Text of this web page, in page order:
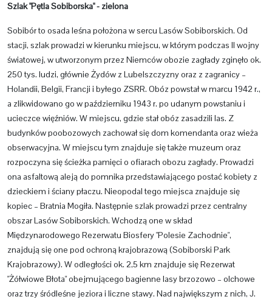
Szlak "Pętla Sobiborska" - zielona
Sobibór to osada leśna położona w sercu Lasów Sobiborskich. Od
stacji, szlak prowadzi w kierunku miejscu, w którym podczas II wojny
światowej, w utworzonym przez Niemców obozie zagłady zginęło ok.
250 tys. ludzi, głównie Żydów z Lubelszczyzny oraz z zagranicy –
Holandii, Belgii, Francji i byłego ZSRR. Obóz powstał w marcu 1942 r.,
a zlikwidowano go w październiku 1943 r. po udanym powstaniu i
ucieczce więźniów. W miejscu, gdzie stał obóz zasadzili las. Z
budynków poobozowych zachował się dom komendanta oraz wieża
obserwacyjna. W miejscu tym znajduje się także muzeum oraz
rozpoczyna się ścieżka pamięci o ofiarach obozu zagłady. Prowadzi
ona asfaltową aleją do pomnika przedstawiającego postać kobiety z
dzieckiem i ściany płaczu. Nieopodal tego miejsca znajduje się
kopiec – Bratnia Mogiła. Następnie szlak prowadzi przez centralny
obszar Lasów Sobiborskich. Wchodzą one w skład
Międzynarodowego Rezerwatu Biosfery "Polesie Zachodnie",
znajdują się one pod ochroną krajobrazową (Sobiborski Park
Krajobrazowy). W odległości ok. 2,5 km znajduje się Rezerwat
"Żółwiowe Błota" obejmującego bagienne lasy brzozowo – olchowe
oraz trzy śródleśne jeziora i liczne stawy. Nad największym z nich, J.